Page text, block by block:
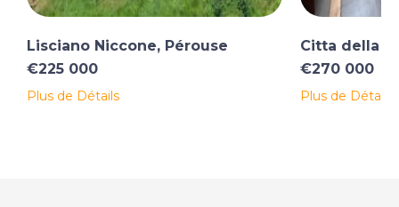
Lisciano Niccone, Pérouse
€225 000
Plus de Détails
Citta della
€270 000
Plus de Détails